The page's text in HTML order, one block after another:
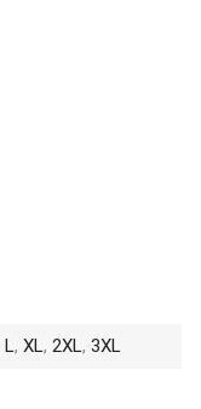
L, XL, 2XL, 3XL